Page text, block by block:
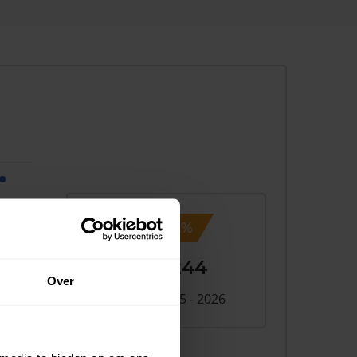
Over
-1,2%
- €3.244
Verschil 2025 - 2026